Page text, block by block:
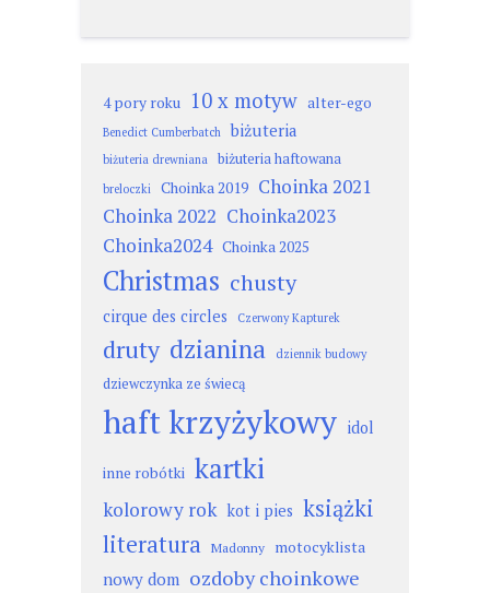
4 pory roku 10 x motyw alter-ego
Benedict Cumberbatch biżuteria
biżuteria drewniana biżuteria haftowana
breloczki Choinka 2019 Choinka 2021
Choinka 2022 Choinka2023
Choinka2024 Choinka 2025
Christmas chusty
cirque des circles Czerwony Kapturek
druty dzianina dziennik budowy
dziewczynka ze świecą
haft krzyżykowy idol
inne robótki kartki
kolorowy rok kot i pies książki
literatura Madonny motocyklista
nowy dom ozdoby choinkowe